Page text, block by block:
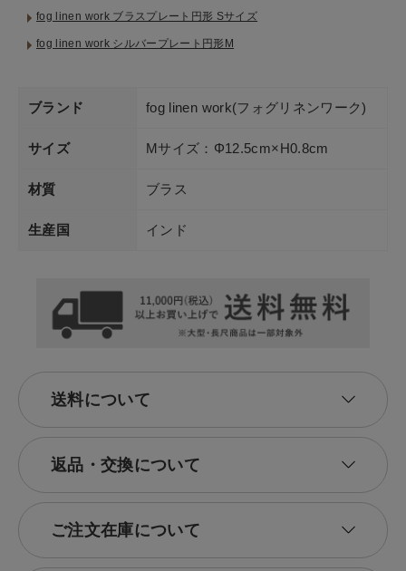
fog linen work ブラスプレート円形 Sサイズ
fog linen work シルバープレート円形M
ブランド fog linen work(フォグリネンワーク)
サイズ Mサイズ：Φ12.5cm×H0.8cm
材質 ブラス
生産国 インド
送料について
返品・交換について
ご注文在庫について